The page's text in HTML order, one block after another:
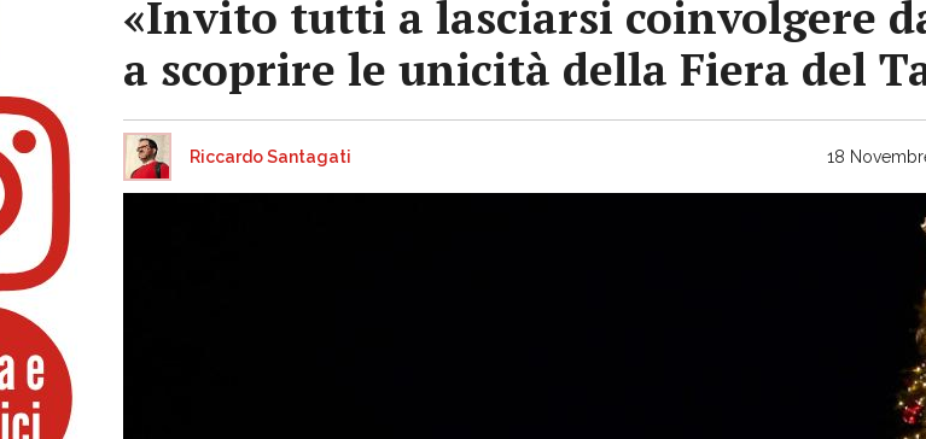
«Invito tutti a lasciarsi coinvolgere
a scoprire le unicità della Fiera del
Riccardo Santagati 18